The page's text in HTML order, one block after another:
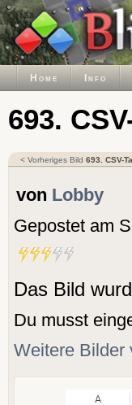
Home Info
693.
< Vorheriges Bild 693. CSV-
von Lobby
Gepostet am
Das Bild
Du musst
Weitere Bilder